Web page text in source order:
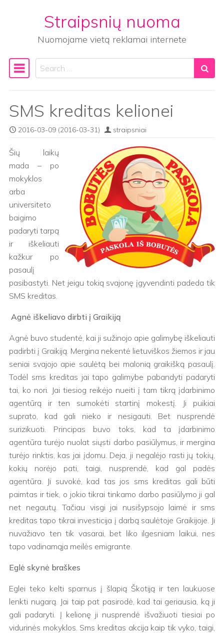
Straipsnių nuoma
Nuomojame vietą reklamai internete
Main Navigation
Search
SMS kreditas kelionei
2016-03-09 (2016-03-31) straipsniai
Šių laikų
mada – po
mokyklos
arba
universiteto
baigimo
padaryti tarpą
ir iškeliauti
kažkur po
pasaulį
pasibastyti. Net jeigu tokią svajonę įgyvendinti padeda tik
SMS kreditas.
Agnė iškeliavo dirbti į Graikiją
Agnė buvo studentė, kai ji sužinojo apie galimybę iškeliauti
padirbti į Graikiją. Mergina nekentė lietuviškos žiemos ir jau
seniai svajojo apie saulėtą bei malonią graikišką pasaulį.
Todėl sms kreditas jai tapo galimybe pabandyti padaryti
tai, ko nori. Jai tiesiog reikėjo nueiti į tam tikrą įdarbinimo
agentūrą ir ten sumokėti startinį mokestį. Ji puikiai
suprato, kad gali nieko ir nesigauti. Bet nusprendė
surizikuoti. Principas buvo toks, kad ta įdarbinimo
agentūra turėjo nuolat siųsti darbo pasiūlymus, ir mergina
turėjo rinktis, kas jai įdomu. Deja, ji negalėjo rasti jų tokių,
kokių norėjo pati, taigi, nusprendė, kad gal padės
agentūra. Ji suvokė, kad tas jos sms kreditas gali būti
paimtas ir tiek, o jokio tikrai tinkamo darbo pasiūlymo ji gal
net negautų. Tačiau visgi jai nusišypsojo laimė ir sms
kreditas tapo tikrai investicija į darbą saulėtoje Graikijoje. Ji
nuvažiavo ten tik vasarai, bet liko ilgesniam laikui, nes
tapo vadinamąja meilės emigrante.
Eglė skynė braškes
Eglei teko kelti sparnus į šlapią Škotiją ir ten laukuose
lenkti nugarą. Jai taip pat pasirodė, kad tai geriausia, ką ji
gali padaryti. Į kelionę ji nusprendė išvažiuoti tiesiai po
vidurinės mokyklos. Sms kreditas akcija kaip tik vyko, taigi,